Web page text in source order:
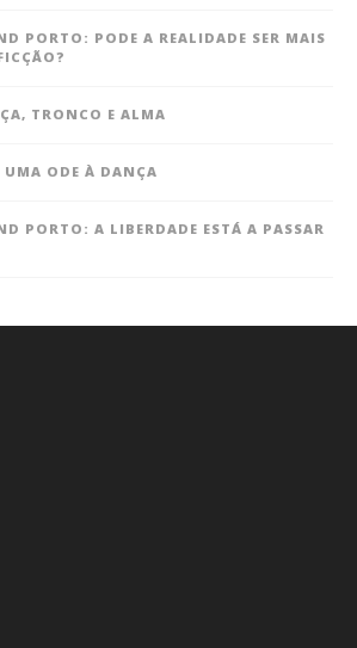
PORTO: PODE A REALIDADE SER MAIS
TRONCO E ALMA
ODE À DANÇA
PORTO: A LIBERDADE ESTÁ A PASSAR